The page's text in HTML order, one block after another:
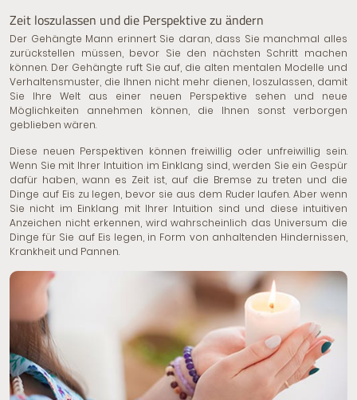
Zeit loszulassen und die Perspektive zu ändern
Der Gehängte Mann erinnert Sie daran, dass Sie manchmal alles
zurückstellen müssen, bevor Sie den nächsten Schritt machen
können. Der Gehängte ruft Sie auf, die alten mentalen Modelle und
Verhaltensmuster, die Ihnen nicht mehr dienen, loszulassen, damit
Sie Ihre Welt aus einer neuen Perspektive sehen und neue
Möglichkeiten annehmen können, die Ihnen sonst verborgen
geblieben wären.
Diese neuen Perspektiven können freiwillig oder unfreiwillig sein.
Wenn Sie mit Ihrer Intuition im Einklang sind, werden Sie ein Gespür
dafür haben, wann es Zeit ist, auf die Bremse zu treten und die
Dinge auf Eis zu legen, bevor sie aus dem Ruder laufen. Aber wenn
Sie nicht im Einklang mit Ihrer Intuition sind und diese intuitiven
Anzeichen nicht erkennen, wird wahrscheinlich das Universum die
Dinge für Sie auf Eis legen, in Form von anhaltenden Hindernissen,
Krankheit und Pannen.